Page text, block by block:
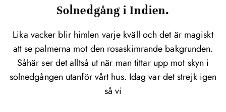
Solnedgång i Indien.
Lika vacker blir himlen varje kväll och det är magiskt
att se palmerna mot den rosaskimrande bakgrunden.
Såhär ser det alltså ut när man tittar upp mot skyn i
solnedgången utanför vårt hus. Idag var det strejk igen
så vi